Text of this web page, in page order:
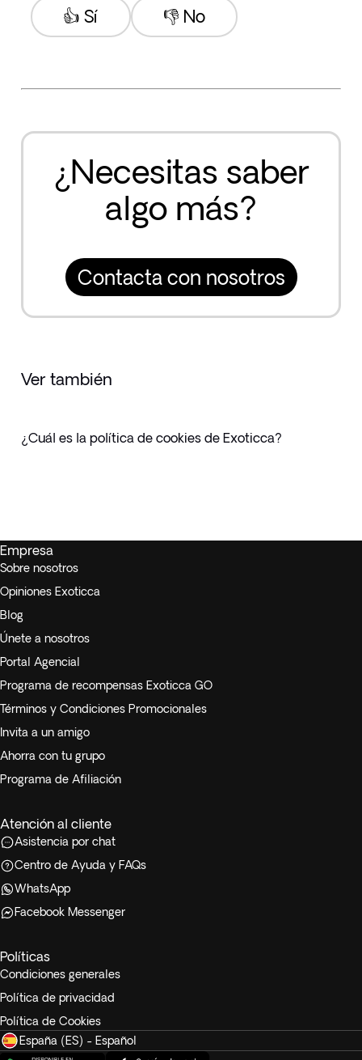
👎 No
👍 Sí
¿Necesitas saber
algo más?
Contacta con nosotros
Ver también
¿Cuál es la política de cookies de Exoticca?